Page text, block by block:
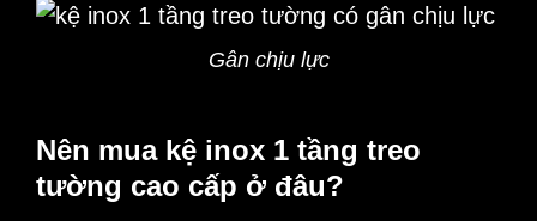
Gân chịu lực
Nên mua kệ inox 1 tầng treo
tường cao cấp ở đâu?